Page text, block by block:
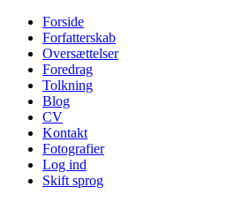
Forside
Forfatterskab
Oversættelser
Foredrag
Tolkning
Blog
CV
Kontakt
Fotografier
Log ind
Skift sprog